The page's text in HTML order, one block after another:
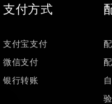
支付方式
支付宝支付
微信支付
银行转账